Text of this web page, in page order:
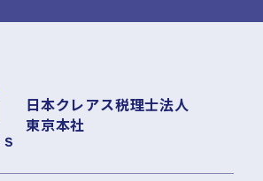
日本クレアス税理士法人
東京本社